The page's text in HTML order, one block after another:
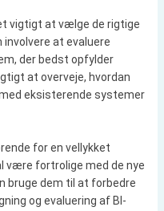
vigtigt at vælge de rigtige
at evaluere
der bedst opfylder
at overveje, hvordan
eksisterende systemer
for en vellykket
være fortrolige med de nye
bruge dem til at forbedre
og evaluering af BI-